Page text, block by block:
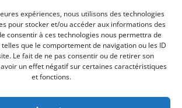
expériences, nous utilisons des technologies
pour stocker et/ou accéder aux informations des
consentir à ces technologies nous permettra de
que le comportement de navigation ou les ID
Le fait de ne pas consentir ou de retirer son
un effet négatif sur certaines caractéristiques
et fonctions.
04 66 88 01 05